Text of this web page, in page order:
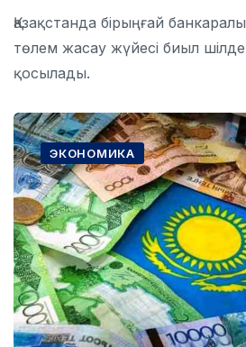
Қазақстанда бірыңғай
төлем жасау жүйесі биыл
қосылады.
ЭКОНОМИКА